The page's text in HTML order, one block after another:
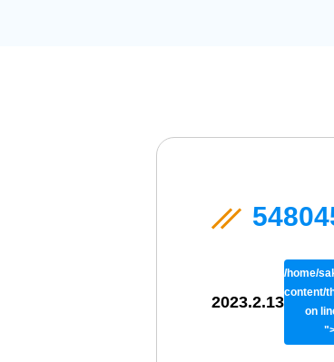
2023.2.13
/home/
content/
on